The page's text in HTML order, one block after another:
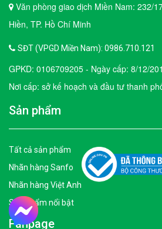
Văn phòng giao dịch Miền Nam: 232/
Hiền, TP. Hồ Chí Minh
SĐT (VPGD Miền Nam): 0986.710.121
GPKD: 0106709205 - Ngày cấp: 8/12/
Nơi cấp: sở kế hoạch và đầu tư thanh
Sản phẩm
Tất cả sản phẩm
Nhãn hàng Sanfo
Nhãn hàng Việt Anh
Sản phẩm nổi bật
Fanpage